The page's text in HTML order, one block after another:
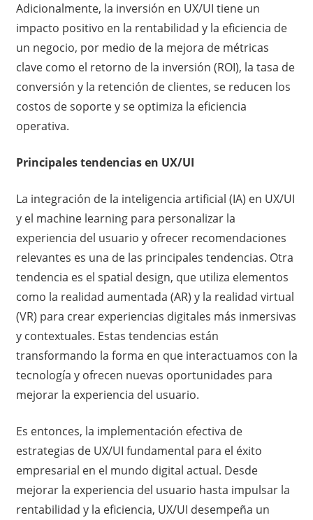
Adicionalmente, la inversión en UX/UI tiene un
impacto positivo en la rentabilidad y la eficiencia de
un negocio, por medio de la mejora de métricas
clave como el retorno de la inversión (ROI), la tasa de
conversión y la retención de clientes, se reducen los
costos de soporte y se optimiza la eficiencia
operativa.
Principales tendencias en UX/UI
La integración de la inteligencia artificial (IA) en UX/UI
y el machine learning para personalizar la
experiencia del usuario y ofrecer recomendaciones
relevantes es una de las principales tendencias. Otra
tendencia es el spatial design, que utiliza elementos
como la realidad aumentada (AR) y la realidad virtual
(VR) para crear experiencias digitales más inmersivas
y contextuales. Estas tendencias están
transformando la forma en que interactuamos con la
tecnología y ofrecen nuevas oportunidades para
mejorar la experiencia del usuario.
Es entonces, la implementación efectiva de
estrategias de UX/UI fundamental para el éxito
empresarial en el mundo digital actual. Desde
mejorar la experiencia del usuario hasta impulsar la
rentabilidad y la eficiencia, UX/UI desempeña un